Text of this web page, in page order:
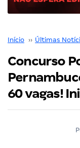
Início ›› Últimas
Concurso
60 vagas!